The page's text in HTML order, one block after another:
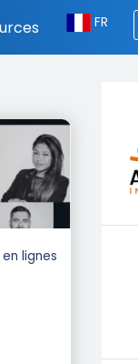
FR
lignes